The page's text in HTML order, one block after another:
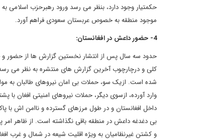
حکمتیار وجود دارد، بنظر می رسد ورود رهبرحزب اسلامی
موجود منطقه به خصوص عربستان سعودی فراهم آورد.
4- حضور داعش در افغانستان:
حدود سه سال پس از انتشار نخستین گزارش ها از حضور و
کلی و درچارچوب آخرین گزارش های منتشره به نظر می
شده است. ازیک سو، حملات بی امان نیروهای طالبان به
وارد آورده، ازسوی دیگر، حملات نیروهای امنیتی افغان
داخل افغانستان و در طول مرزهای گسترده و ناامن اش با
بی دغدغه داعش در منطقه باقی نگذاشته است. از ظاهر
و کشتن غیرنظامیان به ویژه اقلیت شیعه در شمال و غرب